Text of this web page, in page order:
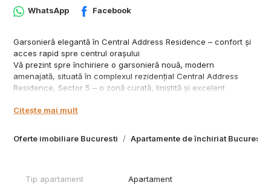
Oferte imobiliare Bucuresti Apartamente de închiriat Bucuresti
WhatsApp Facebook
Garsonieră elegantă în Central Address Residence – confort și
acces rapid spre centrul orașului
Vă prezint spre închiriere o garsonieră nouă, modern
amenajată, situată în complexul rezidențial Central Address
Residence, Sector 5 – o zonă curată, liniștită și excelent
📍 Caracteristici principale:
de dormit separate prin riflaj decorativ
Etaj 5 din 10 într-un bloc nou și bine întreținut
centrale ale Bucureștiului
Citește mai mult
Tip apartament Apartament